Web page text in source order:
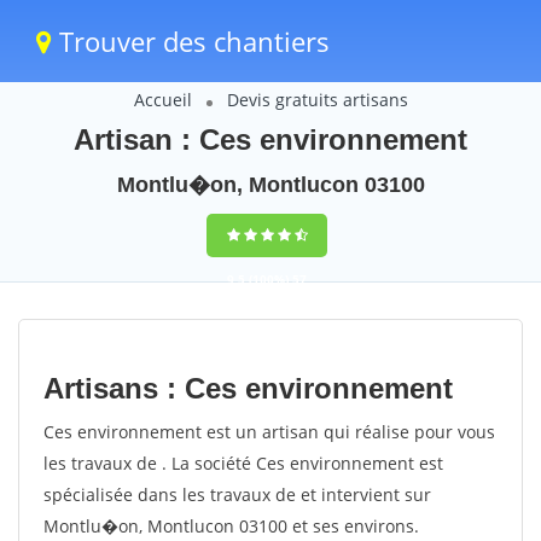
Trouver des chantiers
Accueil Devis gratuits artisans
Artisan : Ces environnement
Montlu�on, Montlucon 03100
9,5(100%)57
votes
Artisans : Ces environnement
Ces environnement est un artisan qui réalise pour vous
les travaux de . La société Ces environnement est
spécialisée dans les travaux de et intervient sur
Montlu�on, Montlucon 03100 et ses environs.